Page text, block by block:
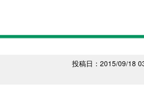
投稿日：2015/09/18